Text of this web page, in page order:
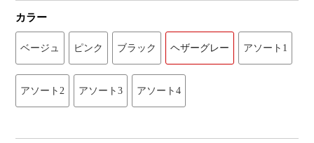
カラー
ベージュ ピンク ブラック ヘザーグレー アソート1
アソート2 アソート3 アソート4